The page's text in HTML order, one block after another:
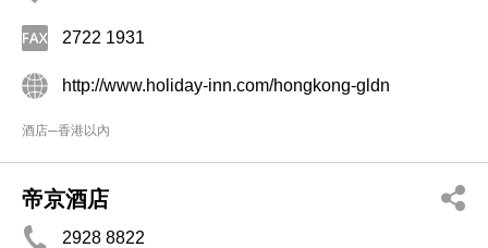
2722 1931
http://www.holiday-inn.com/hongkong-gldn
酒店─香港以內
帝京酒店
2928 8822